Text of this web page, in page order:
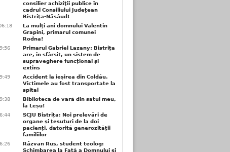
consilier achiziţii publice în
cadrul Consiliului Judeţean
Bistriţa-Năsăud!
La mulţi ani domnului Valentin
Grapini, primarul comunei
Rodna!
Primarul Gabriel Lazany: Bistrița
are, în sfârșit, un sistem de
supraveghere funcțional și
extins
Accident la ieșirea din Coldău.
Victimele au fost transportate la
spital
Biblioteca de vară din satul meu,
la Leșu!
SCJU Bistrița: Noi prelevări de
organe și țesuturi de la doi
pacienți, datorită generozității
familiilor
Răzvan Rus, student teolog:
Schimbarea la Față a Domnului și